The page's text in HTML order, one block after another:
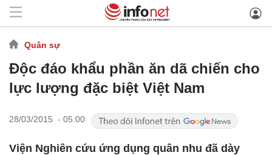
Quân sự
Độc đáo khẩu phần ăn dã chiến cho
lực lượng đặc biệt Việt Nam
28/03/2015 - 05:00
Viện Nghiên cứu ứng dụng quân nhu đã dày